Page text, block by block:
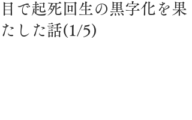
目で起死回生の黒字化を果
たした話(1/5)